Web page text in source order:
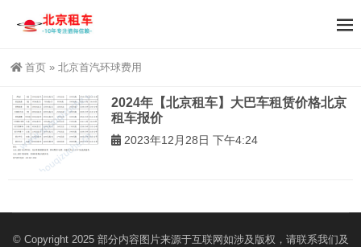
首页 » 北京首汽环球费用
2024年【北京租车】大巴车租赁价格北京
租车报价
2023年12月28日 下午4:24
© Copyright 2025 部分内容图片来源于互联网如涉及版权，请联系我们及